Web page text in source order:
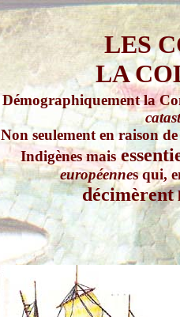
LES
LA
Démographiquement la
Non seulement en raison
Indigènes mais
européennes qui,
décimèrent